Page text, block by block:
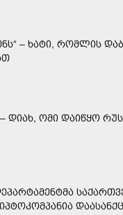
– ᲮᲐᲢᲘ, ᲠᲝᲛᲚᲘᲡ
– ᲓᲘᲐᲮ, ᲝᲛᲘ ᲓᲐᲘᲬᲧᲝ